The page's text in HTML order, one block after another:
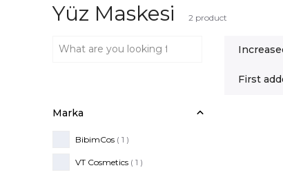
Yüz Maskesi 2 product
First
Marka
BibimCos ( 1 )
VT Cosmetics ( 1 )